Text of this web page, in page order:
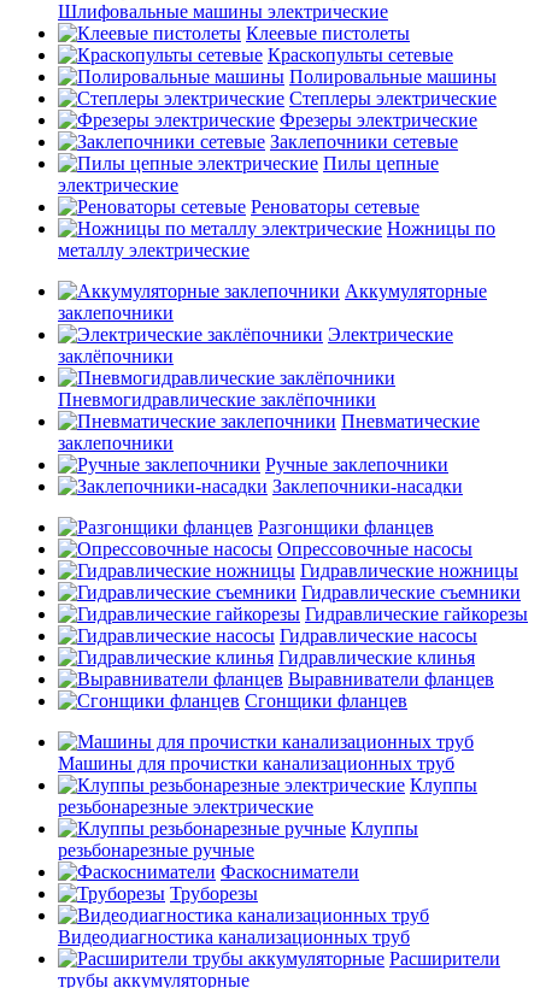
Шлифовальные машины электрические
Клеевые пистолеты
Краскопульты сетевые
Полировальные машины
Степлеры электрические
Фрезеры электрические
Заклепочники сетевые
Пилы цепные
электрические
Реноваторы сетевые
Ножницы по
металлу электрические
Аккумуляторные
заклепочники
Электрические
заклёпочники
Пневмогидравлические заклёпочники
Пневматические
заклепочники
Ручные заклепочники
Заклепочники-насадки
Разгонщики фланцев
Опрессовочные насосы
Гидравлические ножницы
Гидравлические съемники
Гидравлические гайкорезы
Гидравлические насосы
Гидравлические клинья
Выравниватели фланцев
Сгонщики фланцев
Машины для прочистки канализационных труб
Клуппы
резьбонарезные электрические
Клуппы
резьбонарезные ручные
Фаскосниматели
Труборезы
Видеодиагностика канализационных труб
Расширители
трубы аккумуляторные